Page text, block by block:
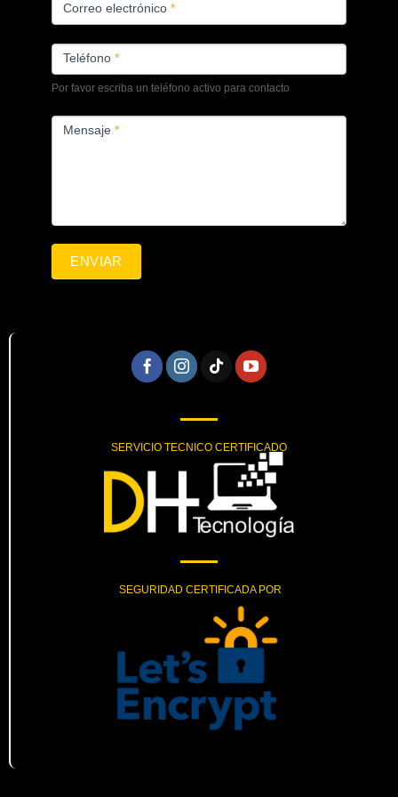
Correo electrónico*
Teléfono*
Por favor escriba un teléfono activo para contacto
Mensaje*
ENVIAR
SERVICIO TECNICO CERTIFICADO
SEGURIDAD CERTIFICADA POR